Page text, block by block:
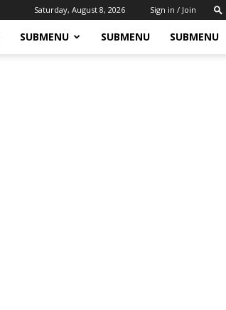
Saturday, August 8, 2026 Sign in / Join
SUBMENU SUBMENU SUBMENU